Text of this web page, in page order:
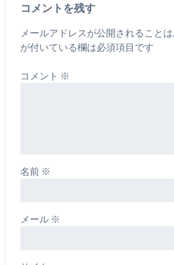
コメントを残す
メールアドレスが公開されることは
が付いている欄は必須項目です
コメント ※
名前 ※
メール ※